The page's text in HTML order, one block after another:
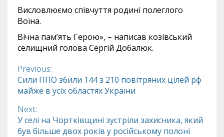
Висловлюємо співчуття родині полеглого
Воїна.
Вічна пам’ять Герою», – написав козівський
селищний голова Сергій Добалюк.
Continue
Reading
Previous:
Сили ППО збили 144 з 210 повітряних цілей рф
майже в усіх областях України
Next:
У селі на Чортківщині зустріли захисника, який
був більше двох років у російському полоні